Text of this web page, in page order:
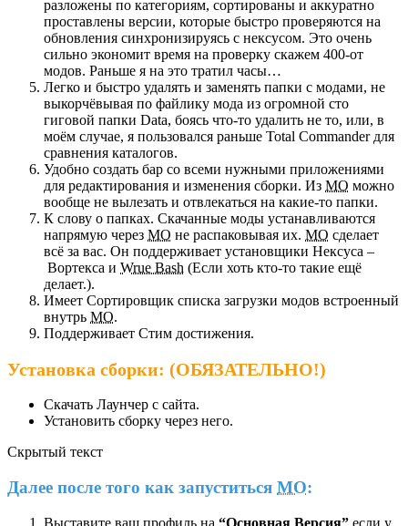
разложены по категориям, сортированы и аккуратно
проставлены версии, которые быстро проверяются на
обновления синхронизируясь с нексусом. Это очень
сильно экономит время на проверку скажем 400-от
модов. Раньше я на это тратил часы…
Легко и быстро удалять и заменять папки с модами, не
выкорчёвывая по файлику мода из огромной сто
гиговой папки Data, боясь что-то удалить не то, или, в
моём случае, я пользовался раньше Total Commander для
сравнения каталогов.
Удобно создать бар со всеми нужными приложениями
для редактирования и изменения сборки. Из МО можно
вообще не вылезать и отвлекаться на какие-то папки.
К слову о папках. Скачанные моды устанавливаются
напрямую через МО не распаковывая их. МО сделает
всё за вас. Он поддерживает установщики Нексуса –
Вортекса и Wrue Bash (Если хоть кто-то такие ещё
делает.).
Имеет Сортировщик списка загрузки модов встроенный
внутрь МО.
Поддерживает Стим достижения.
Установка сборки: (ОБЯЗАТЕЛЬНО!)
Скачать Лаунчер с сайта.
Установить сборку через него.
Скрытый текст
Далее после того как запуститься MO:
Выставите ваш профиль на “Основная Версия” если у